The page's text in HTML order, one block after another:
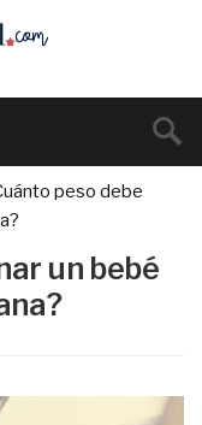
peso debe
un bebé